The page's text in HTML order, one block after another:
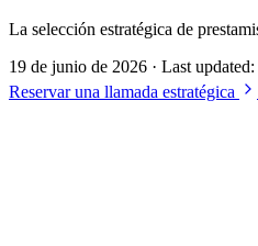
La selección estratégica de
19 de junio de 2026 · Last updated:
Reservar una llamada estratégica